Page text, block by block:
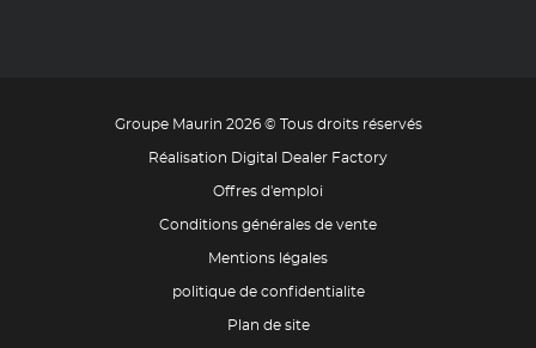
Groupe Maurin 2026 © Tous droits réservés
Réalisation Digital Dealer Factory
Offres d'emploi
Conditions générales de vente
Mentions légales
politique de confidentialite
Plan de site